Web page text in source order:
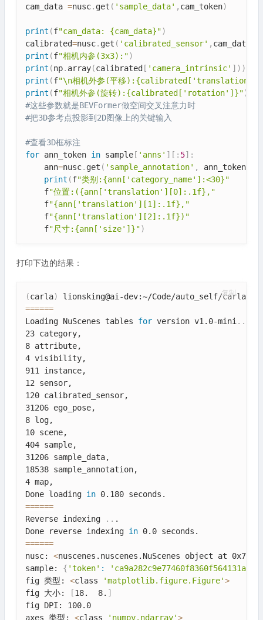
cam_data =nusc. get ( 'sample_data' , cam_token)
print (f"cam_data: {cam_data}")
calibrated=nusc. get ( 'calibrated_sensor' , cam_data
print (f"相机内参(3x3):")
print (np. array(calibrated [ 'camera_intrinsic' ] ) )
print (f"\n相机外参(平移
print (f"相机外参(旋转):{calibrated['rotation']}")
#这些参数就是BEVFormer做空间交叉注意力时
#把3D参考点投影到2D图像上的关键输入
#查看3D框标注
for ann_token in sample [ 'anns' ] [ : 5] :
    ann
=nusc. get ( 'sample_annotation' , ann_token
print (f"类别:{ann['category_name']:<30}"
    f
"位置:({ann['translation'][0]:.1f},"
    f
"{ann['translation'][1]:.1f},"
    f
"{ann['translation'][2]:.1f})"
    f
"尺寸:{ann['size']}")
打印下边的结果：
(carla)
======
Loading NuScenes tables for version v1.0-mini ..
23 category,
8 attribute,
4 visibility,
911 instance,
12 sensor,
120 calibrated_sensor,
31206 ego_pose,
8 log,
10 scene,
404 sample,
31206 sample_data,
18538 sample_annotation,
4 map,
Done loading in
======
Reverse indexing
.. .
Done reverse indexing in
======
nusc: <nuscenes.nuscenes.NuScenes object at
sample: { 'token' :
fig 类型: <class 'matplotlib.figure.Figure'>
fig 大小:
[18.  8. ]
fig DPI: 100.0
axes 类型: <class 'numpy.ndarray'>
复制